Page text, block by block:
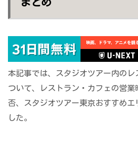
まとめ
本記事では、スタジオツアー内のレ
ついて、レストラン・カフェの営
否、スタジオツアー東京おすすめエ
した。